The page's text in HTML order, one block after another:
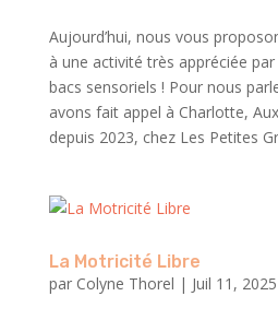
Aujourd’hui, nous vous
à une activité très appréciée
bacs sensoriels ! Pour nous
avons fait appel à Charlotte,
depuis 2023, chez Les Petites
La Motricité Libre
par Colyne Thorel | Juil 11, 2025